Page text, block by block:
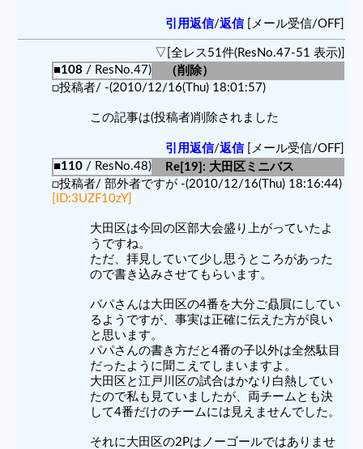
引用返信/返信[メール受信/OFF]
▽[全レス51件(ResNo.47-51 表示)]
■108 / ResNo.47)
（削除）
□投稿者/ -(2010/12/16(Thu) 18:01:57)
この記事は(投稿者)削除されました
引用返信/返信[メール受信/OFF]
■110 / ResNo.48)
Re[19]: 大田区ミニバス
□投稿者/ 部外者ですが -(2010/12/16(Thu) 18:16:44)
[ID:3UZF10zY]
大田区は今回の区部大会盛り上がっていたよ
うですね。
ただ、拝見していて少し思うところがあった
ので書き込みさせてもらいます。
パパさんは大田区の4番を大分ご贔屓にしてい
るようですが、事実は正確に伝えた方が良い
と思います。
パパさんの書き方だと4番の子以外は全然駄目
だったように聞こえてしまいますよ。
大田区と江戸川区の試合はかなり白熱してい
たので私も見ていましたが、両チームとも決
して4番だけのチームには見えませんでした。
それに大田区の2Pはノーゴールではありませ